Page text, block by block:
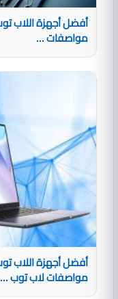
مواصفات ...
مواصفات لاب توب ...